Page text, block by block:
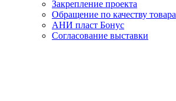
Закрепление проекта
Обращение по качеству товара
АНИ пласт Бонус
Согласование выставки